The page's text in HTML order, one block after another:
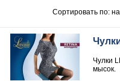
Сортировать по:
Чулки
мысок.